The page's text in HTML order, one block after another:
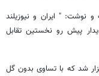
و نوشت: " ایران و نیوزیلند
دیدار پیش رو نخستین تقابل
۱۹۷۳ در اوکلند برگزار شد که با تساوی بدون گل